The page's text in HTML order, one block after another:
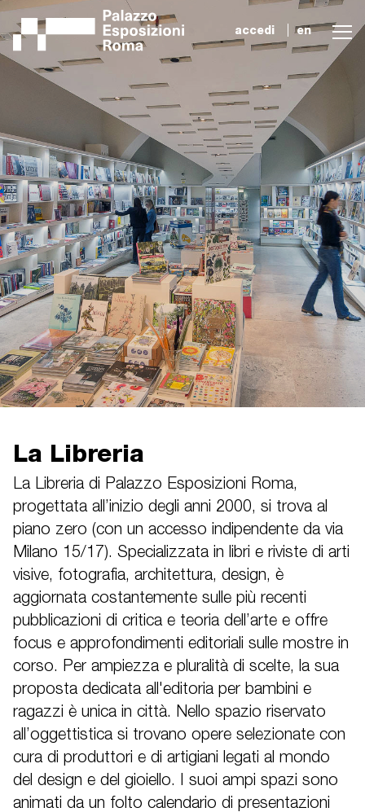
accedi en
La Libreria
La Libreria di Palazzo Esposizioni Roma,
progettata all’inizio degli anni 2000, si trova al
piano zero (con un accesso indipendente da via
Milano 15/17). Specializzata in libri e riviste di arti
visive, fotografia, architettura, design, è
aggiornata costantemente sulle più recenti
pubblicazioni di critica e teoria dell’arte e offre
focus e approfondimenti editoriali sulle mostre in
corso. Per ampiezza e pluralità di scelte, la sua
proposta dedicata all'editoria per bambini e
ragazzi è unica in città. Nello spazio riservato
all’oggettistica si trovano opere selezionate con
cura di produttori e di artigiani legati al mondo
del design e del gioiello. I suoi ampi spazi sono
animati da un folto calendario di presentazioni